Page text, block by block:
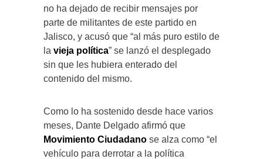
no ha dejado de recibir mensajes por
parte de militantes de este partido en
Jalisco, y acusó que “al más puro estilo de
la vieja política” se lanzó el desplegado
sin que les hubiera enterado del
contenido del mismo.
Como lo ha sostenido desde hace varios
meses, Dante Delgado afirmó que
Movimiento Ciudadano se alza como “el
vehículo para derrotar a la política